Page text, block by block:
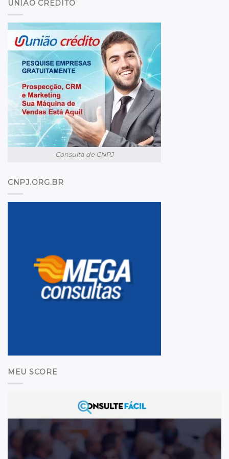
UNIÃO CREDITO
Consulta de CNPJ
CNPJ.ORG.BR
MEU SCORE